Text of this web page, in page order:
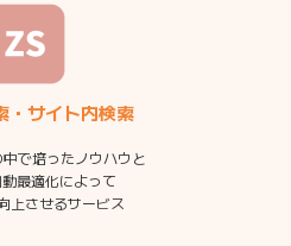
・サイト内検索
で培ったノウハウと
最適化によって
上させるサービス